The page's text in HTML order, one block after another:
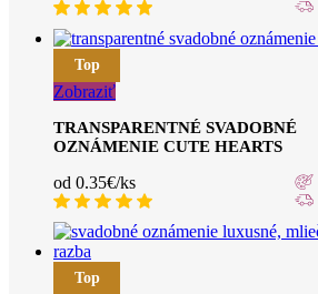
Top
Zobraziť
TRANSPARENTNÉ SVADOBNÉ
OZNÁMENIE CUTE HEARTS
od 0.35€/ks
Top